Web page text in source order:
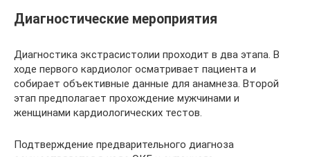
Диагностические мероприятия
Диагностика экстрасистолии проходит в два этапа. В
ходе первого кардиолог осматривает пациента и
собирает объективные данные для анамнеза. Второй
этап предполагает прохождение мужчинами и
женщинами кардиологических тестов.
Подтверждение предварительного диагноза